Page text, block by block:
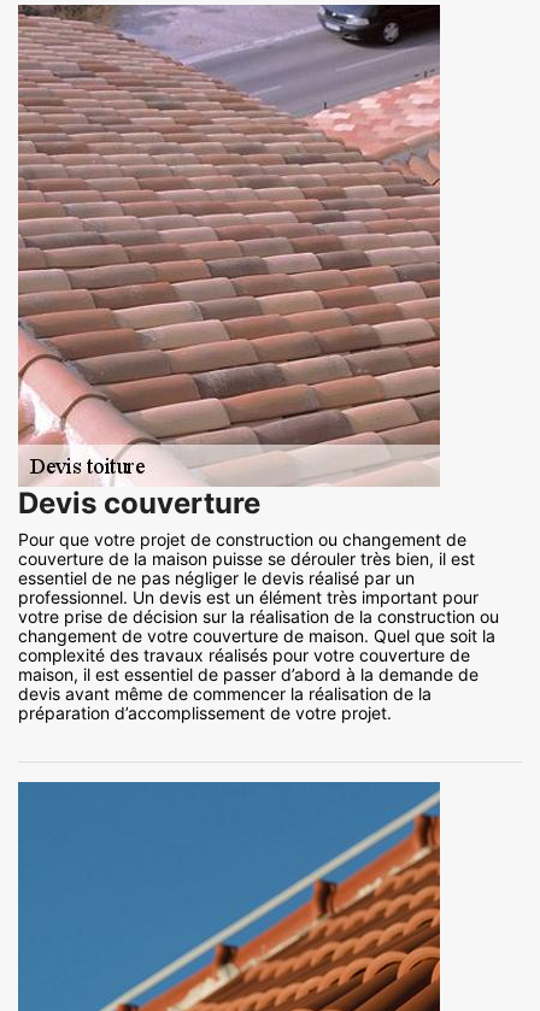
Devis couverture
Pour que votre projet de construction ou changement de
couverture de la maison puisse se dérouler très bien, il est
essentiel de ne pas négliger le devis réalisé par un
professionnel. Un devis est un élément très important pour
votre prise de décision sur la réalisation de la construction ou
changement de votre couverture de maison. Quel que soit la
complexité des travaux réalisés pour votre couverture de
maison, il est essentiel de passer d’abord à la demande de
devis avant même de commencer la réalisation de la
préparation d’accomplissement de votre projet.